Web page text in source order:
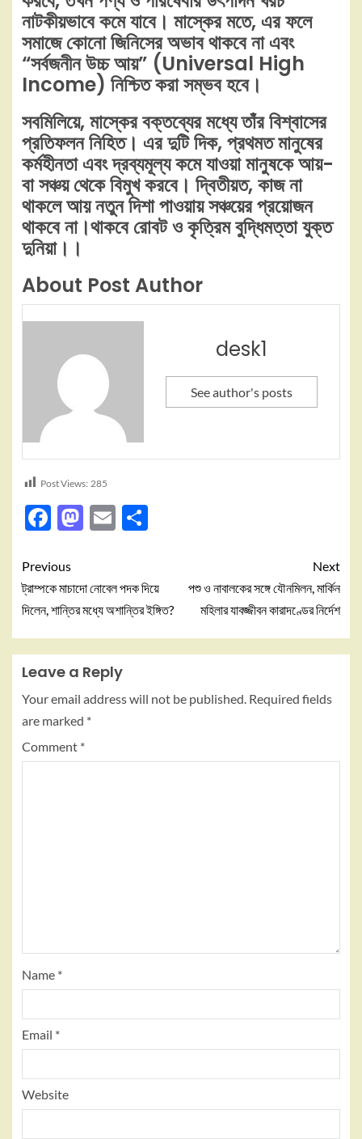
নাটকীয়ভাবে কমে যাবে। মাস্কের মতে, এর ফলে
সমাজে কোনো জিনিসের অভাব থাকবে না এবং
“সর্বজনীন উচ্চ আয়” (Universal High
Income) নিশ্চিত করা সম্ভব হবে।
সবমিলিয়ে, মাস্কের বক্তব্যের মধ্যে তাঁর বিশ্বাসের
প্রতিফলন নিহিত। এর দুটি দিক, প্রথমত মানুষের
কর্মহীনতা এবং দ্রব্যমূল্য কমে যাওয়া মানুষকে আয়-
বা সঞ্চয় থেকে বিমুখ করবে। দ্বিতীয়ত, কাজ না
থাকলে আয় নতুন দিশা পাওয়ায় সঞ্চয়ের প্রয়োজন
থাকবে না।থাকবে রোবট ও কৃত্রিম বুদ্ধিমত্তা যুক্ত
দুনিয়া।।
About Post Author
desk1
See author's posts
Post Views: 285
Facebook
Mastodon
Email
Previous
ট্রাম্পকে মাচাদো নোবেল পদক দিয়ে
দিলেন, শান্তির মধ্যে অশান্তির ইঙ্গিত?
Next
পশু ও নাবালকের সঙ্গে যৌনমিলন, মার্কিন
মহিলার যাবজ্জীবন কারাদণ্ডের নির্দেশ
Leave a Reply
Your email address will not be published. Required fields
are marked *
Comment *
Name *
Email *
Website